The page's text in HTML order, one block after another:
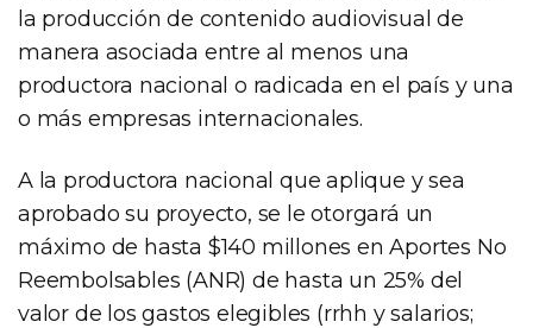
la producción de contenido audiovisual de
manera asociada entre al menos una
productora nacional o radicada en el país y una
o más empresas internacionales.
A la productora nacional que aplique y sea
aprobado su proyecto, se le otorgará un
máximo de hasta $140 millones en Aportes No
Reembolsables (ANR) de hasta un 25% del
valor de los gastos elegibles (rrhh y salarios;